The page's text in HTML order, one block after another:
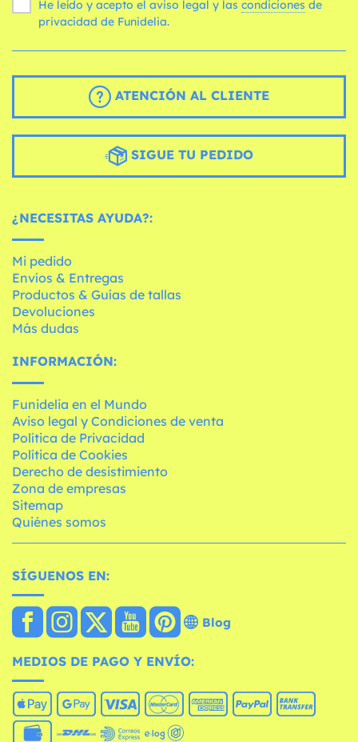
He leído y acepto el aviso legal y las condiciones
privacidad de Funidelia.
ATENCIÓN AL CLIENTE
SIGUE TU PEDIDO
¿NECESITAS AYUDA?:
Mi pedido
Envíos & Entregas
Productos & Guías de tallas
Devoluciones
Más dudas
INFORMACIÓN:
Funidelia en el Mundo
Aviso legal y Condiciones de venta
Política de Privacidad
Política de Cookies
Derecho de desistimiento
Zona de empresas
Sitemap
Quiénes somos
SÍGUENOS EN:
Blog
MEDIOS DE PAGO Y ENVÍO: